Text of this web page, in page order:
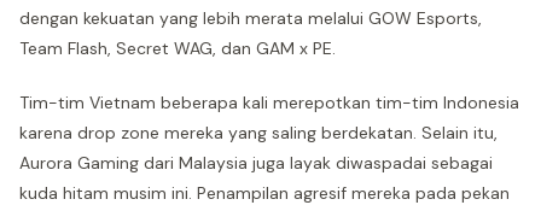
dengan kekuatan yang lebih merata melalui GOW Esports,
Team Flash, Secret WAG, dan GAM x PE.
Tim-tim Vietnam beberapa kali merepotkan tim-tim Indonesia
karena drop zone mereka yang saling berdekatan. Selain itu,
Aurora Gaming dari Malaysia juga layak diwaspadai sebagai
kuda hitam musim ini. Penampilan agresif mereka pada pekan